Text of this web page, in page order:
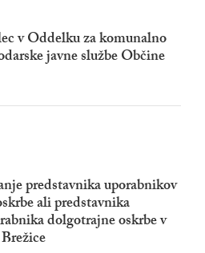
v Oddelku za komunalno
javne službe Občine
predstavnika uporabnikov
ali predstavnika
dolgotrajne oskrbe v